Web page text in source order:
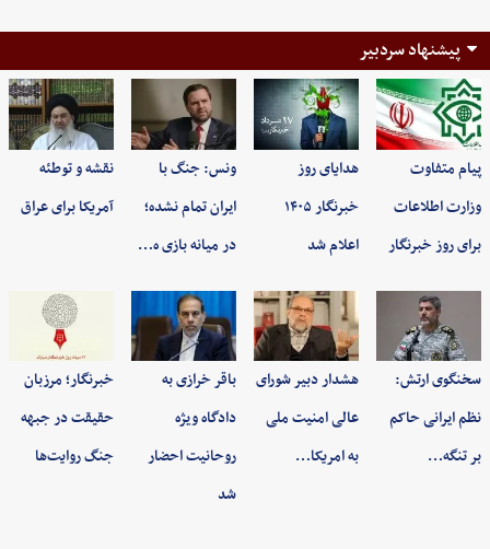
پیشنهاد سردبیر
پیام متفاوت
وزارت اطلاعات
برای روز خبرنگار
هدایای روز
خبرنگار ۱۴۰۵
اعلام شد
ونس: جنگ با
ایران تمام نشده؛
در میانه بازی ه…
نقشه و توطئه
آمریکا برای عراق
سخنگوی ارتش:
نظم ایرانی حاکم
بر تنگه…
هشدار دبیر شورای
عالی امنیت ملی
به امریکا…
باقر خرازی به
دادگاه ویژه
روحانیت احضار
شد
خبرنگار؛ مرزبان
حقیقت در جبهه
جنگ روایت‌ها